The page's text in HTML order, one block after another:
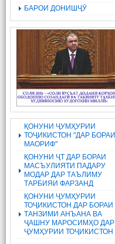
БАРОИ ДОНИШҶӮ
ҚОНУНИ ҶУМҲУРИИ
ТОҶИКИСТОН "ДАР БОРАИ
МАОРИФ"
ҚОНУНИ ҶТ ДАР БОРАИ
МАСЪУЛИЯТИ ПАДАРУ
МОДАР ДАР ТАЪЛИМУ
ТАРБИЯИ ФАРЗАНД
ҚОНУНИ ҶУМҲУРИИ
ТОҶИКИСТОН ДАР БОРАИ
ТАНЗИМИ АНЪАНА ВА
ҶАШНУ МАРОСИМҲО ДАР
ҶУМҲУРИИ ТОҶИКИСТОН